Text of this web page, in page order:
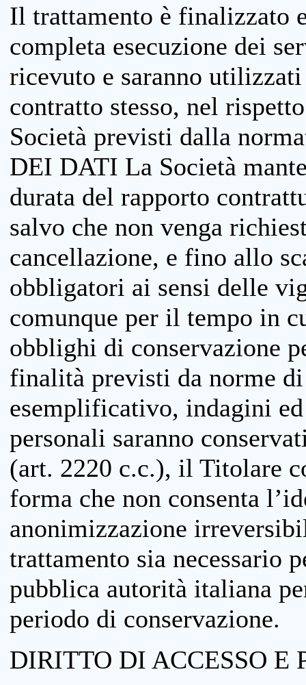
Il trattamento è finalizzato
completa esecuzione dei
ricevuto e saranno
contratto stesso, nel
Società previsti dalla
DEI DATI La Società
durata del rapporto
salvo che non venga
cancellazione, e fino allo
obbligatori ai sensi delle
comunque per il tempo in
obblighi di conservazione
finalità previsti da norme
esemplificativo, indagini
personali saranno
(art. 2220 c.c.), il Titolare
forma che non consenta
anonimizzazione
trattamento sia necessario
pubblica autorità italiana
periodo di conservazione.
DIRITTO DI ACCESSO